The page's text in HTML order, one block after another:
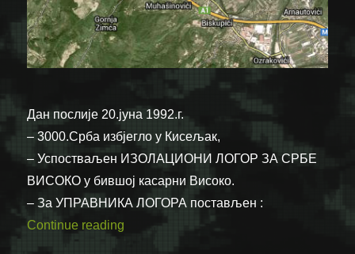
Дан послије 20.јуна 1992.г.
– 3000.Срба избјегло у Кисељак,
– Успостваљен ИЗОЛАЦИОНИ ЛОГОР ЗА СРБЕ
ВИСОКО у бившој касарни Високо.
– За УПРАВНИКА ЛОГОРА постављен :
Continue reading “Дан послије 20. јуна 1992.”